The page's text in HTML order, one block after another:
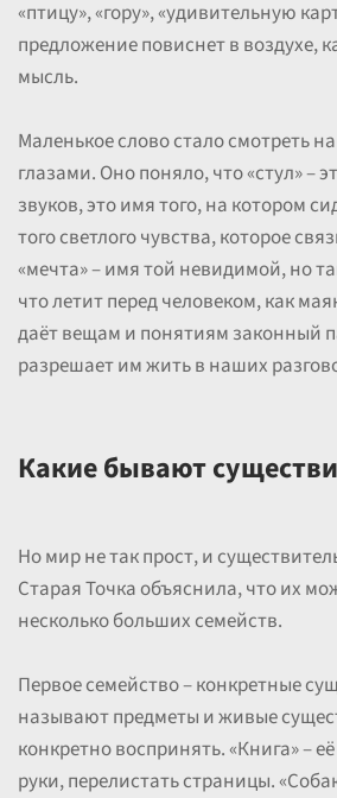
«птицу», «гору», «удивительную
предложение повиснет в воздухе,
мысль.
Маленькое слово стало смотреть
глазами. Оно поняло, что «стул» –
звуков, это имя того, на котором
того светлого чувства, которое
«мечта» – имя той невидимой, но
что летит перед человеком, как
даёт вещам и понятиям законный
разрешает им жить в наших
Какие бывают
Но мир не так прост, и
Старая Точка объяснила, что их
несколько больших семейств.
Первое семейство – конкретные
называют предметы и живые
конкретно воспринять. «Книга» –
руки, перелистать страницы.